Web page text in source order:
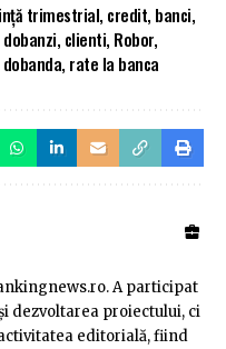
trimestrial, credit, banci,
dobanzi, clienti, Robor,
dobanda, rate la banca
A participat
dezvoltarea proiectului, ci
editorială, fiind